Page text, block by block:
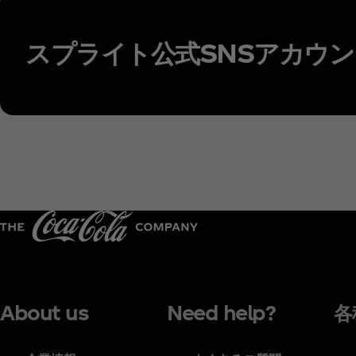
スプライト公式SNSアカウン
About us Need help?